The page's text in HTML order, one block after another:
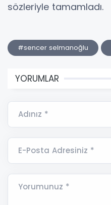
sözleriyle tamamladı.
#sencer selmanoğlu
YORUMLAR
Adınız *
E-Posta Adresiniz *
Yorumunuz *